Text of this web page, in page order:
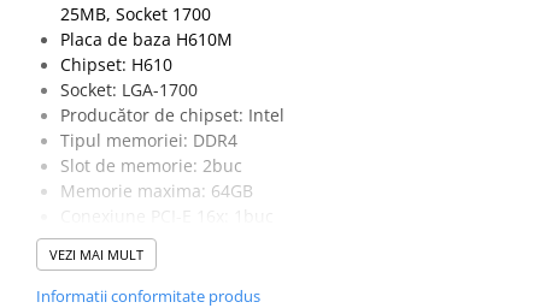
25MB, Socket 1700
Placa de baza H610M
Chipset: H610
Socket: LGA-1700
Producător de chipset: Intel
Tipul memoriei: DDR4
Slot de memorie: 2buc
Memorie maxima: 64GB
Conexiune PCI-E 1X: 1buc
Conector SATA3: 4buc
Conector M.2: 1buc
VEZI MAI MULT
Informatii conformitate produs